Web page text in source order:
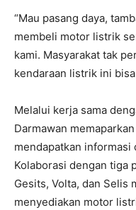
“Mau pasang daya,
membeli motor listrik
kami. Masyarakat tak
kendaraan listrik ini
Melalui kerja sama
Darmawan
mendapatkan
Kolaborasi dengan
Gesits, Volta, dan Selis
menyediakan motor